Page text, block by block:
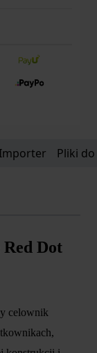
Importer Pliki
Dot
celownik